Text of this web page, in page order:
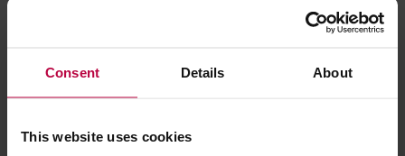
Consent Details About
This website uses cookies
Bialetti Color - Zestaw 6 filiżanek do